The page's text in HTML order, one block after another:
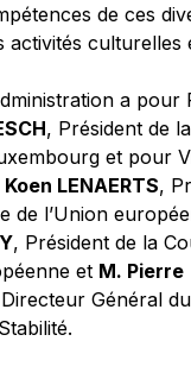
Donohoe
Nanz
Maystadt
Pelly
de ces
activités culturelles
a pour
, Président de
et pour
Koen LENAERTS,
de l’Union
, Président de la
et M. Pierre
Général